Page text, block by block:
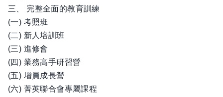
三、 完整全面的教育訓練
(一) 考照班
(二) 新人培訓班
(三) 進修會
(四) 業務高手研習營
(五) 增員成長營
(六) 菁英聯合會專屬課程